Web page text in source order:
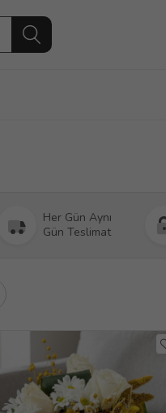
Her Gün Aynı
Gün Teslimat